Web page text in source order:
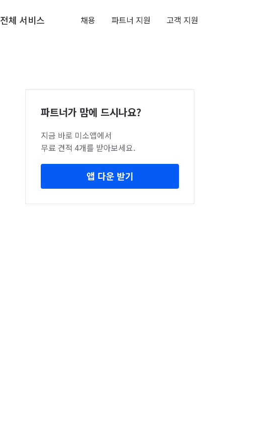
전체 서비스 채용 파트너 지원 고객 지원
파트너가 맘에 드시나요?
지금 바로 미소앱에서
무료 견적 4개를 받아보세요.
앱 다운 받기